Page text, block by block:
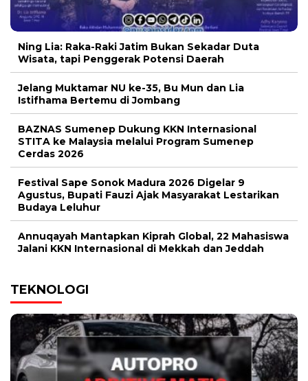
Ning Lia: Raka-Raki Jatim Bukan Sekadar Duta
Wisata, tapi Penggerak Potensi Daerah
Jelang Muktamar NU ke-35, Bu Mun dan Lia
Istifhama Bertemu di Jombang
BAZNAS Sumenep Dukung KKN Internasional
STITA ke Malaysia melalui Program Sumenep
Cerdas 2026
Festival Sape Sonok Madura 2026 Digelar 9
Agustus, Bupati Fauzi Ajak Masyarakat Lestarikan
Budaya Leluhur
Annuqayah Mantapkan Kiprah Global, 22 Mahasiswa
Jalani KKN Internasional di Mekkah dan Jeddah
TEKNOLOGI